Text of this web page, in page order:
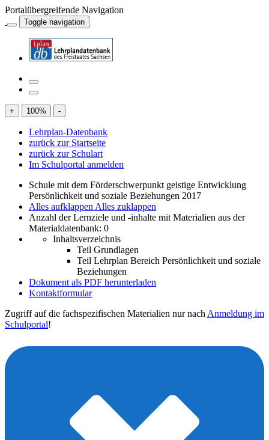
Portalübergreifende Navigation
Toggle navigation
+ 100% -
Lehrplan-Datenbank
zurück zur Startseite
zurück zur Schulart
Im Schulportal anmelden
Schule mit dem Förderschwerpunkt geistige Entwicklung
Persönlichkeit und soziale Beziehungen 2017
Alles aufklappen Alles zuklappen
Anzahl der Lernziele und -inhalte mit Materialien aus der
Materialdatenbank: 0
Inhaltsverzeichnis
Teil Grundlagen
Teil Lehrplan Bereich Persönlichkeit und soziale
Beziehungen
Dokument als PDF herunterladen
Kontaktformular
Zugriff auf die fachspezifischen Materialien nur nach Anmeldung im
Schulportal!